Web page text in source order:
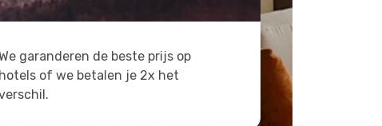
garanderen de beste prijs op
hotels of we betalen je 2x het